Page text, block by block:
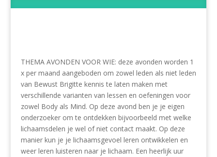
THEMA AVONDEN VOOR WIE: deze avonden worden 1
x per maand aangeboden om zowel leden als niet leden
van Bewust Brigitte kennis te laten maken met
verschillende varianten van lessen en oefeningen voor
zowel Body als Mind. Op deze avond ben je je eigen
onderzoeker om te ontdekken bijvoorbeeld met welke
lichaamsdelen je wel of niet contact maakt. Op deze
manier kun je je lichaamsgevoel leren ontwikkelen en
weer leren luisteren naar je lichaam. Een heerlijk uur